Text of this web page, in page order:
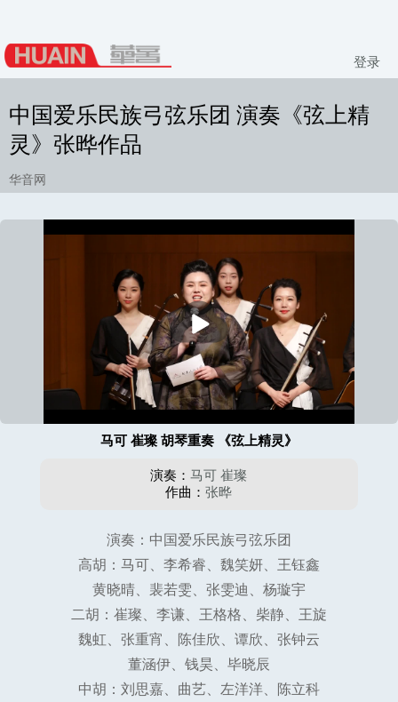
登录
中国爱乐民族弓弦乐团 演奏《弦上精
灵》张晔作品
华音网
播
放
马可 崔璨 胡琴重奏 《弦上精灵》
演奏：马可 崔璨
作曲：张晔
演奏：中国爱乐民族弓弦乐团
高胡：马可、李希睿、魏笑妍、王钰鑫
黄晓晴、裴若雯、张雯迪、杨璇宇
二胡：崔璨、李谦、王格格、柴静、王旋
魏虹、张重宵、陈佳欣、谭欣、张钟云
董涵伊、钱昊、毕晓辰
中胡：刘思嘉、曲艺、左洋洋、陈立科